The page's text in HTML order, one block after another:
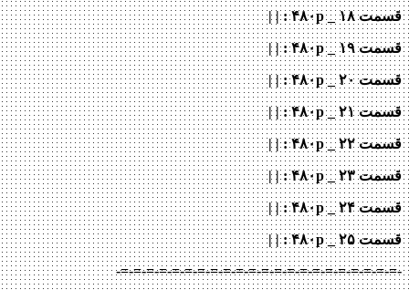
قسمت ۱۸ _ ۴۸۰p : | |
قسمت ۱۹ _ ۴۸۰p : | |
قسمت ۲۰ _ ۴۸۰p : | |
قسمت ۲۱ _ ۴۸۰p : | |
قسمت ۲۲ _ ۴۸۰p : | |
قسمت ۲۳ _ ۴۸۰p : | |
قسمت ۲۴ _ ۴۸۰p : | |
قسمت ۲۵ _ ۴۸۰p : | |
-=-=-=-=-=-=-=-=-=-=-=-=-=-=-=-=-=-=-=-=-=-=-